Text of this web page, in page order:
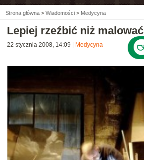
Strona główna > Wiadomości > Medycyna
Lepiej rzeźbić niż malować
22 stycznia 2008, 14:09 Medycyna